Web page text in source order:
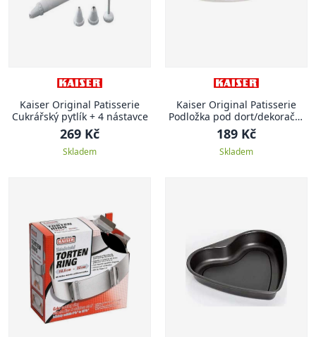
Kaiser Original Patisserie
Cukrářský pytlík + 4 nástavce
269 Kč
Skladem
Kaiser Original Patisserie
Podložka pod dort/dekorační
šablona
189 Kč
Skladem